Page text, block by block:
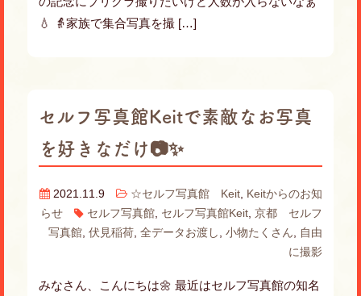
💧 👵家族で集合写真を撮 […]
セルフ写真館Keitで素敵なお写真
を好きなだけ📷✨
2021.11.9 ☆セルフ写真館 Keit, Keitからのお知
らせ
セルフ写真館, セルフ写真館Keit,京都 セルフ
写真館,伏見稲荷,全データお渡し ,小物たくさん, 自由
に撮影
みなさん、こんにちは🌼 最近はセルフ写真館の知名